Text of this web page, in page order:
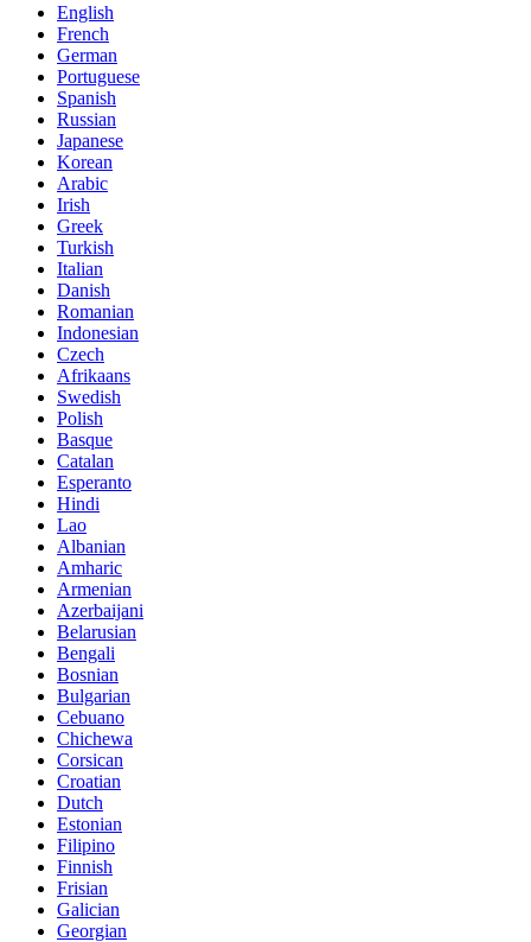
English
French
German
Portuguese
Spanish
Russian
Japanese
Korean
Arabic
Irish
Greek
Turkish
Italian
Danish
Romanian
Indonesian
Czech
Afrikaans
Swedish
Polish
Basque
Catalan
Esperanto
Hindi
Lao
Albanian
Amharic
Armenian
Azerbaijani
Belarusian
Bengali
Bosnian
Bulgarian
Cebuano
Chichewa
Corsican
Croatian
Dutch
Estonian
Filipino
Finnish
Frisian
Galician
Georgian